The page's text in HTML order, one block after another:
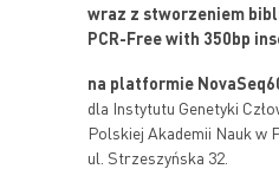
wraz z stworzeniem
PCR-Free with 350bp
na platformie
dla Instytutu Genetyki
Polskiej Akademii Nauk w
ul. Strzeszyńska 32.